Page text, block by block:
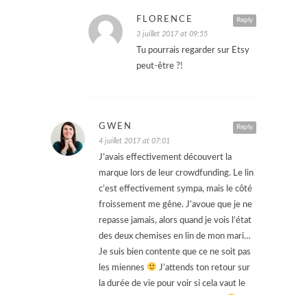
Reply
FLORENCE
3 juillet 2017 at 09:55
Tu pourrais regarder sur Etsy
peut-être ?!
Reply
GWEN
4 juillet 2017 at 07:01
J’avais effectivement découvert la
marque lors de leur crowdfunding. Le lin
c’est effectivement sympa, mais le côté
froissement me gêne. J’avoue que je ne
repasse jamais, alors quand je vois l’état
des deux chemises en lin de mon mari…
Je suis bien contente que ce ne soit pas
les miennes
J’attends ton retour sur
la durée de vie pour voir si cela vaut le